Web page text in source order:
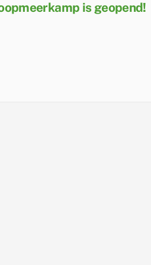
is geopend!